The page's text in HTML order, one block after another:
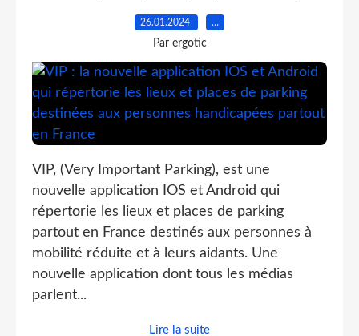
26.01.2024 …
Par ergotic
VIP, (Very Important Parking), est une
nouvelle application IOS et Android qui
répertorie les lieux et places de parking
partout en France destinés aux personnes à
mobilité réduite et à leurs aidants. Une
nouvelle application dont tous les médias
parlent...
Lire la suite